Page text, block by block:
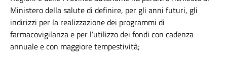
Ministero della salute di definire, per gli anni futuri, gli
indirizzi per la realizzazione dei programmi di
farmacovigilanza e per l’utilizzo dei fondi con cadenza
annuale e con maggiore tempestività;